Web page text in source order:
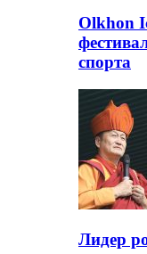
Olkhon
спорта
Лидер